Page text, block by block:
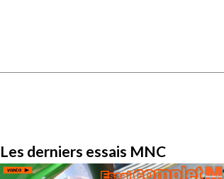
Les derniers essais MNC